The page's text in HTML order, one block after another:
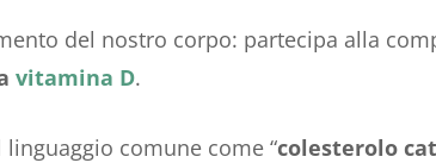
del nostro corpo: partecipa alla
vitamina D.
linguaggio comune come “colesterolo